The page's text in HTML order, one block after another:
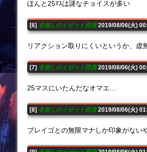
ほんと25ﾏｽは謎なチョイスが多い
[6] 名無しのイゼット団員2019/08/06(火)
リアクション取りにくいというか、虚
[7] 名無しのイゼット団員2019/08/06(火)
25マスにいたんだなオマエ…
[8] 名無しのイゼット団員2019/08/06(火)
ブレイゴとの無限マナしか印象がない